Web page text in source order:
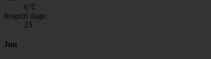
6°C
Regnfri dage:
23
Jun